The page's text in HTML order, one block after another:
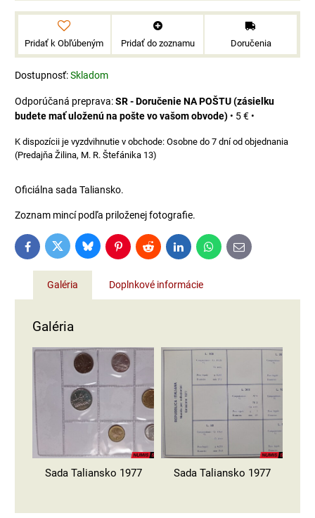
Pridať k Obľúbeným Pridať do zoznamu Doručenia
Dostupnosť:Skladom
SR - Doručenie NA POŠTU (zásielku
budete mať uloženú na pošte vo vašom obvode) • 5 € •
Osobne do 7 dní od objednania
(Predajňa Žilina, M. R. Štefánika 13)
Oficiálna sada Taliansko.
Zoznam mincí podľa priloženej fotografie.
FacebookTwitter BlueskyPinterestReddit LinkedInWhatsApp
E-
mail
Galéria Doplnkové informácie
Galéria
Sada Taliansko 1977 Sada Taliansko 1977